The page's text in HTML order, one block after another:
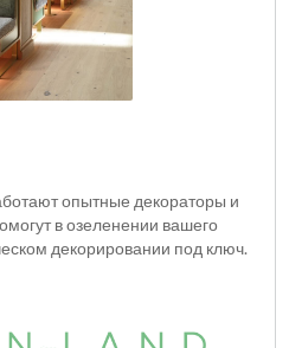
опытные декораторы и
в озеленении вашего
декорировании под ключ.